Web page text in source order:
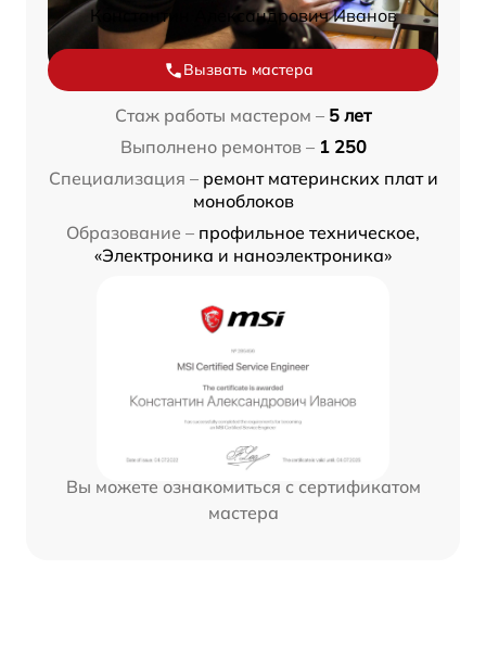
Константин Александрович Иванов
Вызвать мастера
Стаж работы мастером – 5 лет
Выполнено ремонтов – 1 250
Специализация – ремонт материнских плат и
моноблоков
Образование – профильное техническое,
«Электроника и наноэлектроника»
Вы можете ознакомиться с сертификатом
мастера